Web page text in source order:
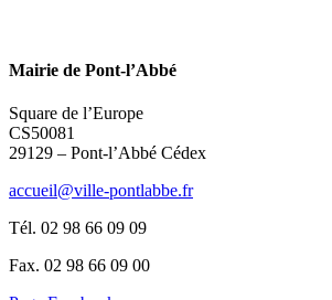
Mairie de Pont-l’Abbé
Square de l’Europe
CS50081
29129 – Pont-l’Abbé Cédex
accueil@ville-pontlabbe.fr
Tél. 02 98 66 09 09
Fax. 02 98 66 09 00